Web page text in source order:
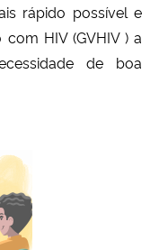
rápido possível e
HIV (GVHIV ) a
de boa